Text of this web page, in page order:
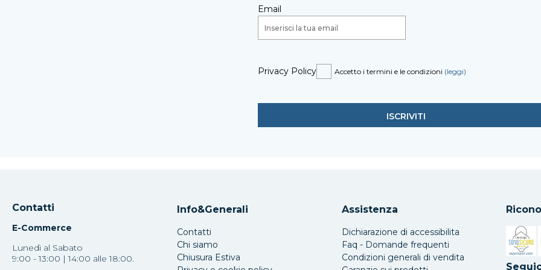
Email
Privacy Policy Accetto i termini e le condizioni (leggi)
Contatti
E-Commerce
Lunedì al Sabato
9:00 - 13:00 | 14:00 alle 18:00.
Info&Generali
Contatti
Chi siamo
Chiusura Estiva
Assistenza
Dichiarazione di accessibilita
Faq - Domande frequenti
Condizioni generali di vendita
Si apre